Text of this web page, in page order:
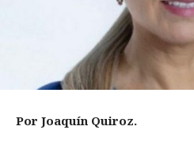
Por Joaquín Quiroz.